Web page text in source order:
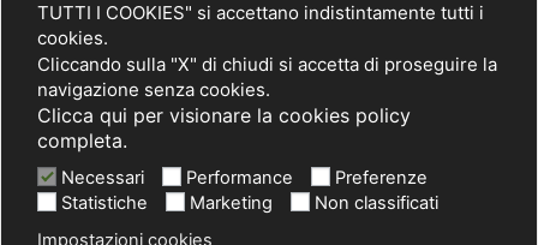
TUTTI I COOKIES" si accettano indistintamente tutti i
cookies.
Cliccando sulla "X" di chiudi si accetta di proseguire la
navigazione senza cookies.
Clicca qui per visionare la cookies policy
completa.
Necessari Performance
Preferenze
Statistiche
Marketing
Non classificati
Impostazioni cookies